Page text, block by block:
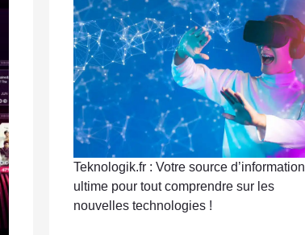
Teknologik.fr : Votre source d’information
ultime pour tout comprendre sur les
nouvelles technologies !